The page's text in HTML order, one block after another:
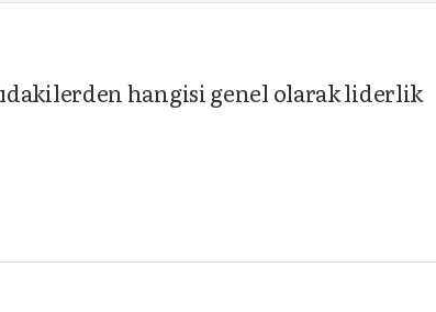
hangisi genel olarak liderlik